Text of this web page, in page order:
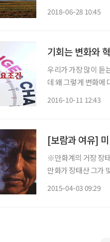
2018-06-28 10:45
기회는 변화와
우리가 가장 많이 듣
데 왜 그렇게 변화에
2016-10-11 12:43
[보람과 여유]
※만화계의 거장 장태산이 웹툰 로 돌아
만화가 장태산 그가
2015-04-03 09:29